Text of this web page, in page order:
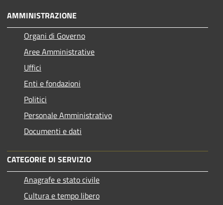
AMMINISTRAZIONE
Organi di Governo
Aree Amministrative
Uffici
Enti e fondazioni
Politici
Personale Amministrativo
Documenti e dati
CATEGORIE DI SERVIZIO
Anagrafe e stato civile
Cultura e tempo libero